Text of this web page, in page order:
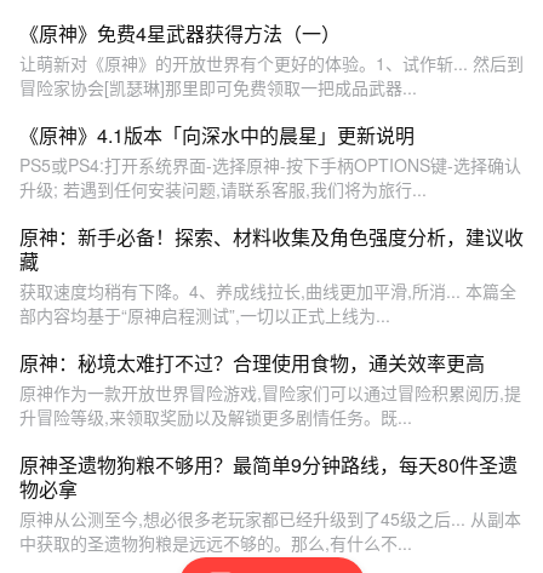
《原神》免费4星武器获得方法（一）
让萌新对《原神》的开放世界有个更好的体验。1、试作斩... 然后到
冒险家协会[凯瑟琳]那里即可免费领取一把成品武器...
《原神》4.1版本「向深水中的晨星」更新说明
PS5或PS4:打开系统界面-选择原神-按下手柄OPTIONS键-选择确认
升级; 若遇到任何安装问题,请联系客服,我们将为旅行...
原神：新手必备！探索、材料收集及角色强度分析，建议收
藏
获取速度均稍有下降。4、养成线拉长,曲线更加平滑,所消... 本篇全
部内容均基于“原神启程测试”,一切以正式上线为...
原神：秘境太难打不过？合理使用食物，通关效率更高
原神作为一款开放世界冒险游戏,冒险家们可以通过冒险积累阅历,提
升冒险等级,来领取奖励以及解锁更多剧情任务。既...
原神圣遗物狗粮不够用？最简单9分钟路线，每天80件圣遗
物必拿
原神从公测至今,想必很多老玩家都已经升级到了45级之后... 从副本
中获取的圣遗物狗粮是远远不够的。那么,有什么不...